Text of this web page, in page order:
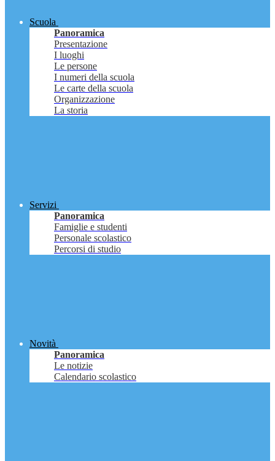
Scuola
Panoramica
Presentazione
I luoghi
Le persone
I numeri della scuola
Le carte della scuola
Organizzazione
La storia
Servizi
Panoramica
Famiglie e studenti
Personale scolastico
Percorsi di studio
Novità
Panoramica
Le notizie
Calendario scolastico